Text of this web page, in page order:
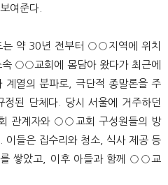
여준다.
는 약 30년 전부터 ○○지역에 위치
속 ○○교회에 몸담아 왔다가 최근에
계열의 분파로, 극단적 종말론을 주
된 단체다. 당시 서울에 거주하던
관계자와 ○○교회 구성원들의 방
이들은 집수리와 청소, 식사 제공 등
를 쌓았고, 이후 아들과 함께 ○○교